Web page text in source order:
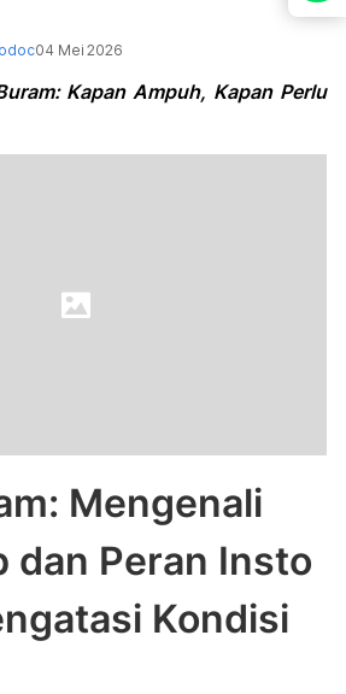
04 Mei 2026
Kapan Ampuh, Kapan Perlu
Mengenali
dan Peran Insto
Kondisi